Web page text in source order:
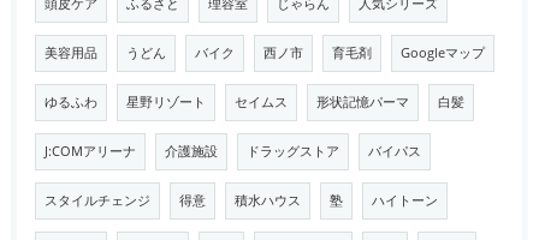
頭皮ケア ふるさと 理容室 じゃらん 人気シリーズ
美容用品 うどん バイク 西ノ市 育毛剤 Googleマップ
ゆるふわ 星野リゾート セイムス 形状記憶パーマ 白髪
J:COMアリーナ 介護施設 ドラッグストア バイパス
スタイルチェンジ 得意 積水ハウス 塾 ハイトーン